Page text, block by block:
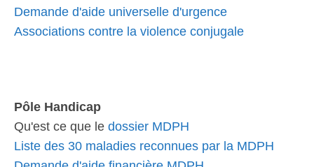
Demande d'aide universelle d'urgence
Associations contre la violence conjugale
Pôle Handicap
Qu'est ce que le dossier MDPH
Liste des 30 maladies reconnues par la MDPH